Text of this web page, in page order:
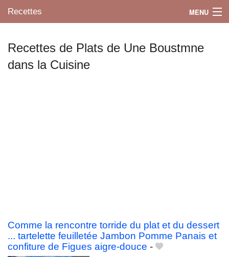
Recettes MENU
Mes blogs préférés
Recettes de Plats de Une Boustmne
dans la Cuisine
Comme la rencontre torride du plat et du dessert
... tartelette feuilletée Jambon Pomme Panais et
confiture de Figues aigre-douce -